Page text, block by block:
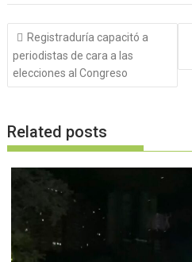
Navegación
de
entradas
Registraduría capacitó a
periodistas de cara a las
elecciones al Congreso
Related posts